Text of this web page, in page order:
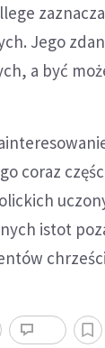
Jego
a być
coraz
istot